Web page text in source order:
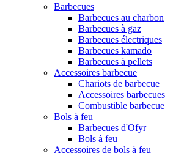
Barbecues
Barbecues au charbon
Barbecues à gaz
Barbecues électriques
Barbecues kamado
Barbecues à pellets
Accessoires barbecue
Chariots de barbecue
Accessoires barbecues
Combustible barbecue
Bols à feu
Barbecues d'Ofyr
Bols à feu
Accessoires de bols à feu